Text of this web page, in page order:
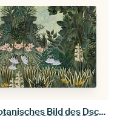
Wunderschönes botanisches Bild des Dschungels mit Farnen und Blumen